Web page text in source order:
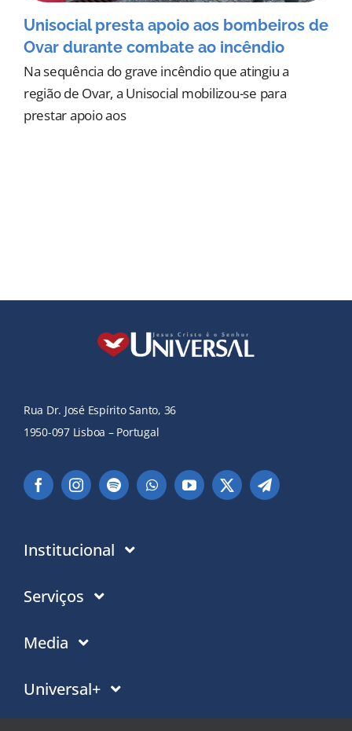
Unisocial presta apoio aos bombeiros de
Ovar durante combate ao incêndio
Na sequência do grave incêndio que atingiu a
região de Ovar, a Unisocial mobilizou-se para
prestar apoio aos
Rua Dr. José Espírito Santo, 36
1950-097 Lisboa – Portugal
Institucional
Instituição
Politica de Cookies
Serviços
Contactos
Media
Notícias
Eventos
Universal+